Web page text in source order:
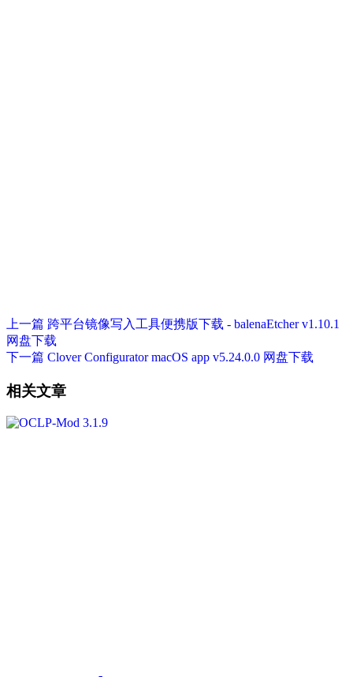
上一篇 跨平台镜像写入工具便携版下载 - balenaEtcher v1.10.1
网盘下载
下一篇 Clover Configurator macOS app v5.24.0.0 网盘下载
相关文章